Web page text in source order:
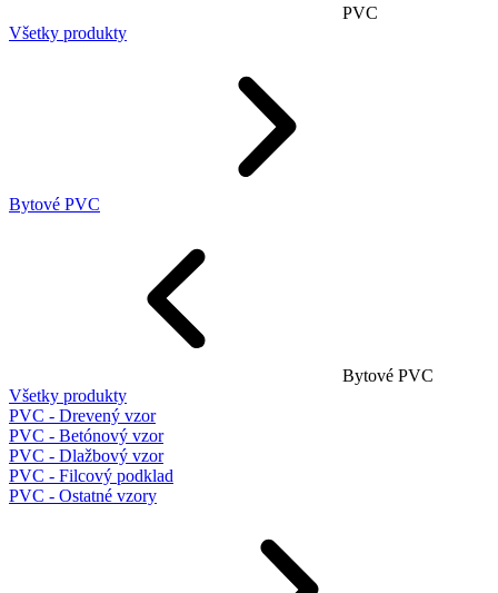
PVC
Všetky produkty
Bytové PVC
Bytové PVC
Všetky produkty
PVC - Drevený vzor
PVC - Betónový vzor
PVC - Dlažbový vzor
PVC - Filcový podklad
PVC - Ostatné vzory